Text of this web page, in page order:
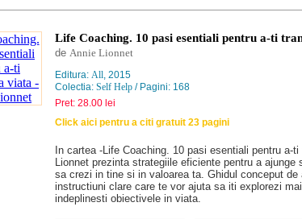
Life Coaching. 10 pasi esentiali pentru a-ti
de Annie Lionnet
Editura: All, 2015
Colectia: Self Help / Pagini: 168
Pret: 28.00 lei
Click aici pentru a citi gratuit 23 pagini
In cartea -Life Coaching. 10 pasi esentiali pentru a-
Lionnet prezinta strategiile eficiente pentru a ajunge
sa crezi in tine si in valoarea ta. Ghidul conceput de
instructiuni clare care te vor ajuta sa iti explorezi
indeplinesti obiectivele in viata.